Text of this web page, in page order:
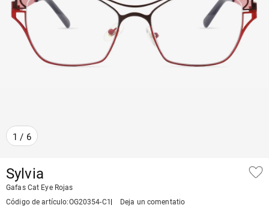
1 / 6
Sylvia
Gafas Cat Eye Rojas
Código de artículo:OG20354-C1 Deja un comentatio